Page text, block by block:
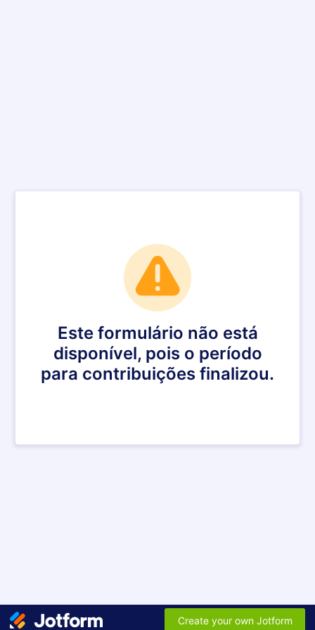
Este formulário não está
disponível, pois o período
para contribuições finalizou.
Create your own Jotform